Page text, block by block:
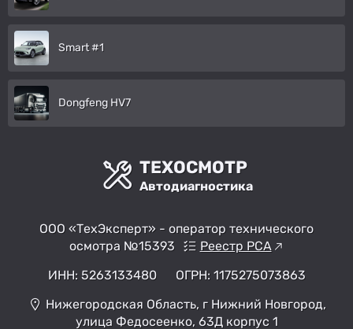
Smart #1
Dongfeng HV7
ТЕХОСМОТР
Автодиагностика
ООО «ТехЭксперт» - оператор технического
осмотра №15393
Реестр РСА
ИНН: 5263133480
ОГРН: 1175275073863
Нижегородская Область, г Нижний Новгород,
улица Федосеенко, 63Д корпус 1